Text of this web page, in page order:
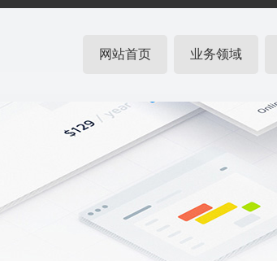
网站首页 业务领域